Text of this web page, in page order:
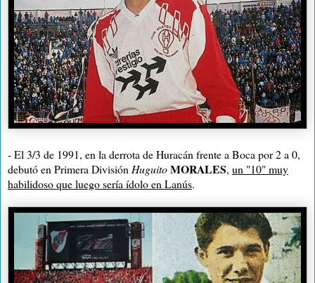
- El 3/3 de 1991, en la derrota de Huracán frente a Boca por 2 a 0,
debutó en Primera División HuguitoMORALES, un "10" muy
habilidoso que luego sería ídolo en Lanús.